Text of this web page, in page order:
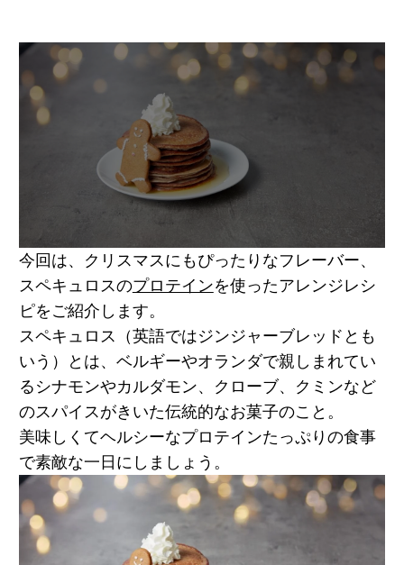
今回は、クリスマスにもぴったりなフレーバー、
スペキュロスのプロテインを使ったアレンジレシ
ピをご紹介します。
スペキュロス（英語ではジンジャーブレッドとも
いう）とは、ベルギーやオランダで親しまれてい
るシナモンやカルダモン、クローブ、クミンなど
のスパイスがきいた伝統的なお菓子のこと。
美味しくてヘルシーなプロテインたっぷりの食事
で素敵な一日にしましょう。